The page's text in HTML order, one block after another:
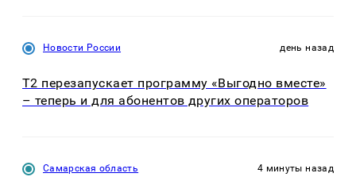
Новости России день назад
Т2 перезапускает программу «Выгодно вместе»
– теперь и для абонентов других операторов
Самарская область 4 минуты назад